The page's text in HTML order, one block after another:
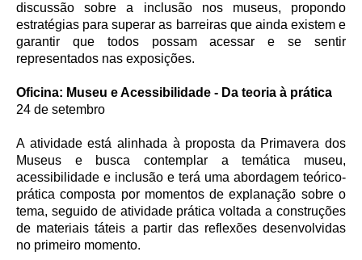
discussão sobre a inclusão nos museus, propondo
estratégias para superar as barreiras que ainda existem e
garantir que todos possam acessar e se sentir
representados nas exposições.
Oficina: Museu e Acessibilidade - Da teoria à prática
24 de setembro
A atividade está alinhada à proposta da Primavera dos
Museus e busca contemplar a temática museu,
acessibilidade e inclusão e terá uma abordagem teórico-
prática composta por momentos de explanação sobre o
tema, seguido de atividade prática voltada a construções
de materiais táteis a partir das reflexões desenvolvidas
no primeiro momento.